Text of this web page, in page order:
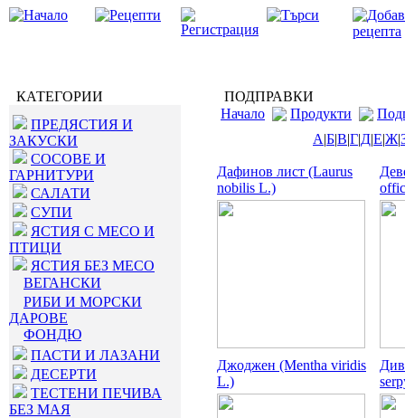
КАТЕГОРИИ
ПРЕДЯСТИЯ И
ЗАКУСКИ
СОСОВЕ И
ГАРНИТУРИ
САЛАТИ
СУПИ
ЯСТИЯ С МЕСО И
ПТИЦИ
ЯСТИЯ БЕЗ МЕСО
ВЕГАНСКИ
РИБИ И МОРСКИ
ДАРОВЕ
ФОНДЮ
ПАСТИ И ЛАЗАНИ
ДЕСЕРТИ
ТЕСТЕНИ ПЕЧИВА
БЕЗ МАЯ
ПОДПРАВКИ
Начало
Продукти
А|Б|В|Г|Д|Е|Ж|
Дафинов лист (Laurus
nobilis L.)
Джоджен (Mentha viridis
L.)